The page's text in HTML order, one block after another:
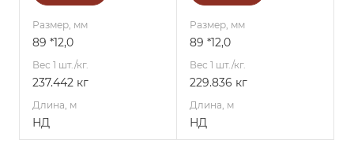
Размер, мм
89 *12,0
Вес 1 шт./кг.
237.442 кг
Длина, м
НД
Размер, мм
89 *12,0
Вес 1 шт./кг.
229.836 кг
Длина, м
НД